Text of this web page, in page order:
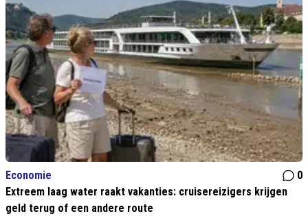
Economie
0
Extreem laag water raakt vakanties: cruisereizigers krijgen
geld terug of een andere route